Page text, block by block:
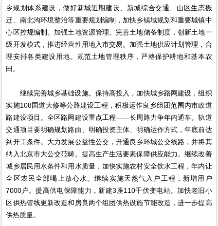
乡规划体系建设，做好新城近期建设、新城综合交通、山区生态搬
迁、南北沟环境整治等重要规划编制，加快乡镇域规划和重要城镇中
心区控规编制。加强土地资源管理。完善土地储备制度，创新土地一
级开发模式，推进经营性用地入市交易。加强土地供应计划管理，合
理安排各类建设用地。规范土地管理秩序，严格保护耕地和基本农
田。
继续完善城乡基础设施。保持高投入，加快城乡路网建设，组织
实施108国道大修等公路建设工程，积极运作良乡组团范围内市政道
路建设项目。全区路网建设重点工程——长周路力争年内通车。轨道
交通项目要明确规划路由、明确投资主体、明确运作方式，年底前达
到开工条件。大力发展公益性公交，开通良乡环城公交线路，并将其
纳入北京市大公交范畴。提高生产生活要素保障供应能力。继续改善
城乡居民用水条件和用水质量，加快实施农村安全饮水工程，年内让
全区农民全部喝上放心水。继续实施天然气入户工程，新增用户
7000户。提高供电保障能力，新建3座110千伏变电站。加快老旧小
区供热管线更新改造和房良两个组团供热设施节能改造，进一步提高
供热质量。